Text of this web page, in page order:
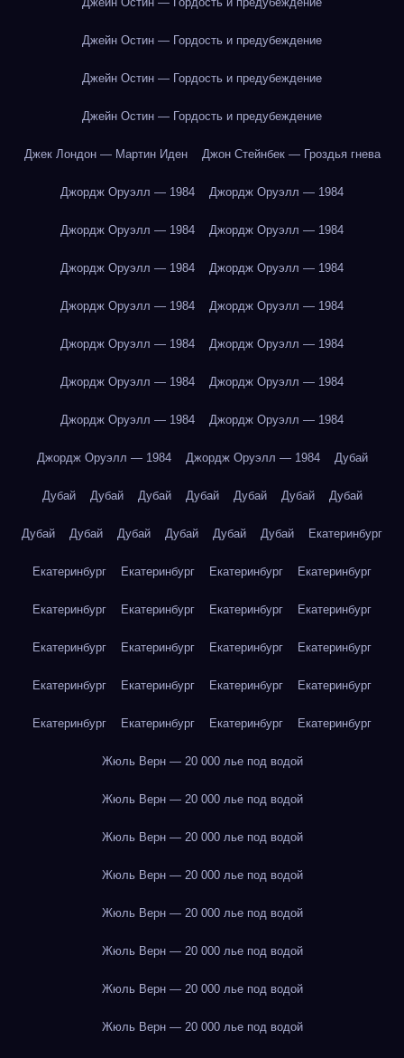
Джейн Остин — Гордость и предубеждение
Джейн Остин — Гордость и предубеждение
Джейн Остин — Гордость и предубеждение
Джек Лондон — Мартин Иден Джон Стейнбек — Гроздья гнева
Джордж Оруэлл — 1984 Джордж Оруэлл — 1984
Джордж Оруэлл — 1984 Джордж Оруэлл — 1984
Джордж Оруэлл — 1984 Джордж Оруэлл — 1984
Джордж Оруэлл — 1984 Джордж Оруэлл — 1984
Джордж Оруэлл — 1984 Джордж Оруэлл — 1984
Джордж Оруэлл — 1984 Джордж Оруэлл — 1984
Джордж Оруэлл — 1984 Джордж Оруэлл — 1984
Джордж Оруэлл — 1984 Джордж Оруэлл — 1984 Дубай
Дубай Дубай Дубай Дубай Дубай Дубай Дубай
Дубай Дубай Дубай Дубай Дубай Дубай Екатеринбург
Екатеринбург Екатеринбург Екатеринбург Екатеринбург
Екатеринбург Екатеринбург Екатеринбург Екатеринбург
Екатеринбург Екатеринбург Екатеринбург Екатеринбург
Екатеринбург Екатеринбург Екатеринбург Екатеринбург
Екатеринбург Екатеринбург Екатеринбург Екатеринбург
Жюль Верн — 20 000 лье под водой
Жюль Верн — 20 000 лье под водой
Жюль Верн — 20 000 лье под водой
Жюль Верн — 20 000 лье под водой
Жюль Верн — 20 000 лье под водой
Жюль Верн — 20 000 лье под водой
Жюль Верн — 20 000 лье под водой
Жюль Верн — 20 000 лье под водой